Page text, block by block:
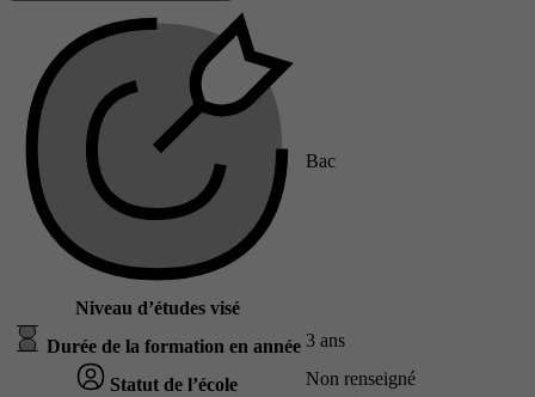
Niveau d’études visé
Bac
Durée de la formation en année 3 ans
Statut de l’école Non renseigné